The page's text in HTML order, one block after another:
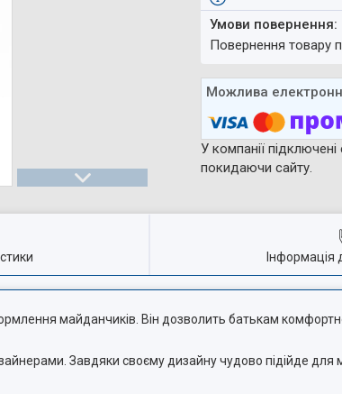
повернення товару
У компанії
покидаючи сайту.
Інформація
майданчиків. Він дозволить батькам
Завдяки своєму дизайну чудово підійде для